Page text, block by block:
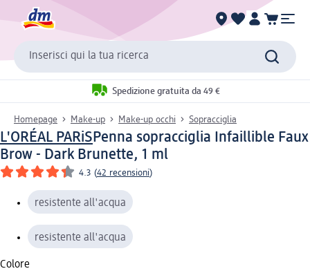
Inserisci qui la tua ricerca
Spedizione gratuita da 49 €
Homepage Make-up Make-up occhi Sopracciglia
L'ORÉAL PARiSPenna sopracciglia Infaillible Faux
Brow - Dark Brunette, 1 ml
4.3 (42 recensioni)
resistente all'acqua
resistente all'acqua
Colore